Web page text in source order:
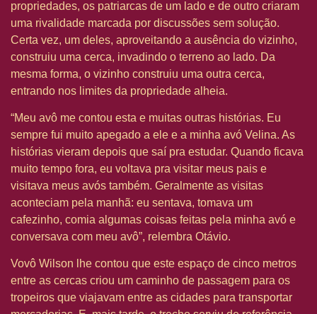
propriedades, os patriarcas de um lado e de outro criaram
uma rivalidade marcada por discussões sem solução.
Certa vez, um deles, aproveitando a ausência do vizinho,
construiu uma cerca, invadindo o terreno ao lado. Da
mesma forma, o vizinho construiu uma outra cerca,
entrando nos limites da propriedade alheia.
“Meu avô me contou esta e muitas outras histórias. Eu
sempre fui muito apegado a ele e a minha avó Velina. As
histórias vieram depois que saí pra estudar. Quando ficava
muito tempo fora, eu voltava pra visitar meus pais e
visitava meus avós também. Geralmente as visitas
aconteciam pela manhã: eu sentava, tomava um
cafezinho, comia algumas coisas feitas pela minha avó e
conversava com meu avô”, relembra Otávio.
Vovô Wilson lhe contou que este espaço de cinco metros
entre as cercas criou um caminho de passagem para os
tropeiros que viajavam entre as cidades para transportar